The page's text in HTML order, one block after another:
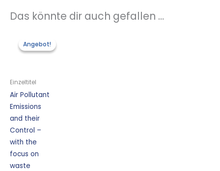
Das könnte dir auch gefallen …
Angebot!
Angebot!
Einzeltitel
Air Pollutant
Emissions
and their
Control –
with the
focus on
waste
Preis
war:
120,00 €
Preis
ist:
60,00 €.